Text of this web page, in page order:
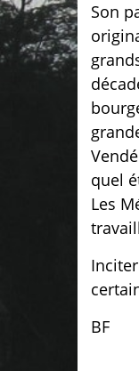
Son
quel
Les
BF